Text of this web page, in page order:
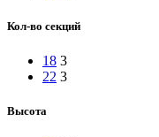
Кол-во секций
18 3
22 3
Высота